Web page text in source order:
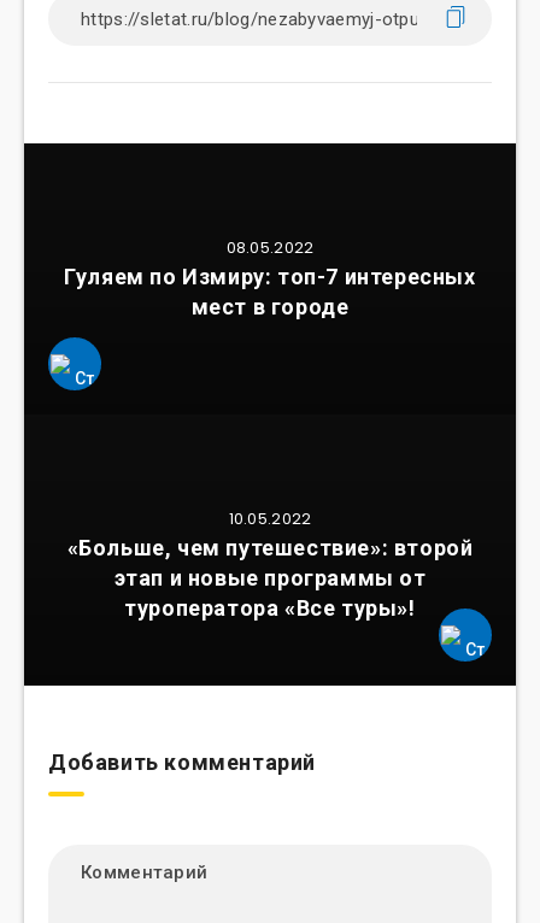
08.05.2022
Гуляем по Измиру: топ-7 интересных
мест в городе
10.05.2022
«Больше, чем путешествие»: второй
этап и новые программы от
туроператора «Все туры»!
Добавить комментарий